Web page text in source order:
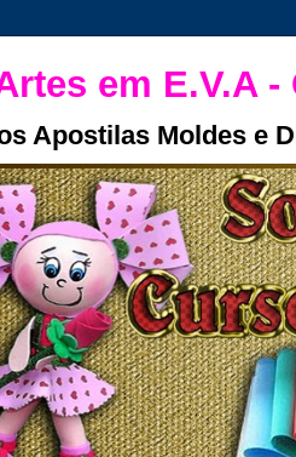
em E.V.A
Apostilas Moldes e